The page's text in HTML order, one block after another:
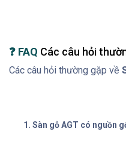
❓ FAQ Các câu hỏi
Các câu hỏi thường gặp về
1. Sàn gỗ AGT có nguồn